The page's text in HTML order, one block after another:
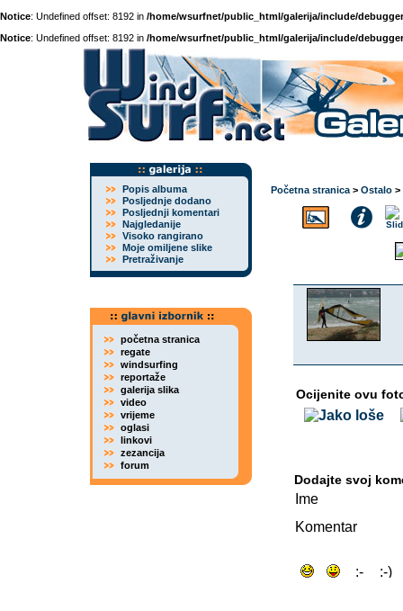
Notice: Undefined offset: 8192 in /home/wsurfnet/public_html/galerija/include/
Notice: Undefined offset: 8192 in /home/wsurfnet/public_html/galerija/include/
Popis albuma
Posljednje dodano
Posljednji komentari
Najgledanije
Visoko rangirano
Moje omiljene slike
Pretraživanje
početna stranica
regate
windsurfing
reportaže
galerija slika
video
vrijeme
oglasi
linkovi
zezancija
forum
Početna stranica > Ostalo >
Ocijenite ovu
Dodajte svoj
Ime
Komentar